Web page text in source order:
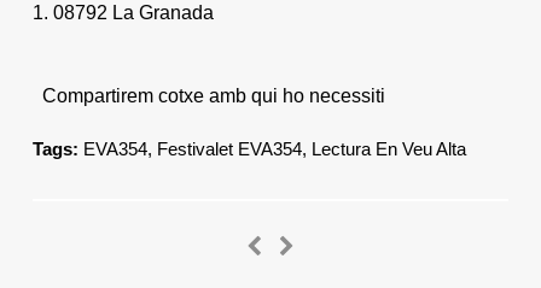
1. 08792 La Granada
Compartirem cotxe amb qui ho necessiti
Tags: EVA354, Festivalet EVA354, Lectura En Veu Alta